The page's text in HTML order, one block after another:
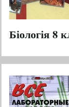
Біологія 8